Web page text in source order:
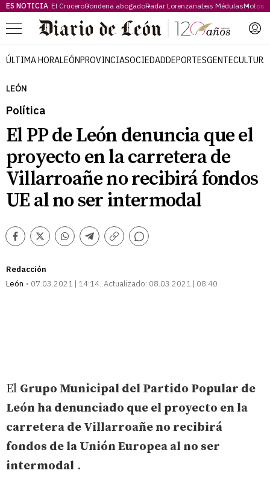
ES NOTICIA El CruceroCondena abogadoRadar LorenzanaLas MédulasMotos
Menú
ÚLTIMA HORALEÓNPROVINCIASOCIEDADDEPORTESGENTECULTURA
LEÓN
Política
El PP de León denuncia que el
proyecto en la carretera de
Villarroañe no recibirá fondos
UE al no ser intermodal
Facebook
TwitterWhatsappTelegram
Copiar
Comentarios
Redacción
León
07.03.2021 | 14:14 Actualizado: 08.03.2021 | 08:40
El Grupo Municipal del Partido Popular de
León ha denunciado que el proyecto en la
carretera de Villarroañe no recibirá
fondos de la Unión Europea al no ser
intermodal .